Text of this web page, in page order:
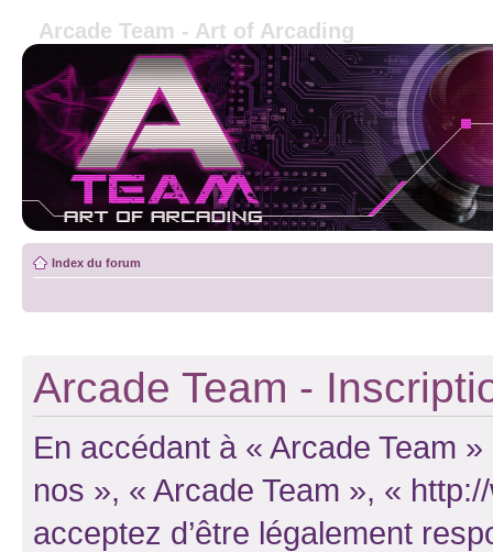
Arcade Team - Art of Arcading
Index du forum
Arcade Team -
En accédant à « Arcade Team
nos », « Arcade Team », «
acceptez d’être légalement